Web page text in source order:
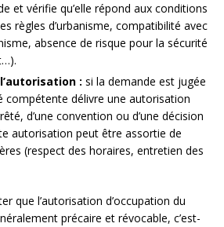
et vérifie qu’elle répond aux conditions
règles d’urbanisme, compatibilité avec
absence de risque pour la sécurité
: si la demande est jugée
compétente délivre une autorisation
d’une convention ou d’une décision
autorisation peut être assortie de
(respect des horaires, entretien des
que l’autorisation d’occupation du
précaire et révocable, c’est-